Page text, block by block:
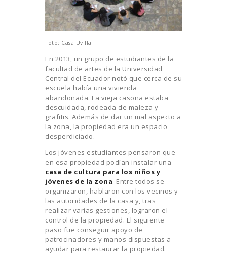
Foto: Casa Uvilla
En 2013, un grupo de estudiantes de la
facultad de artes de la Universidad
Central del Ecuador notó que cerca de su
escuela había una vivienda
abandonada. La vieja casona estaba
descuidada, rodeada de maleza y
grafitis. Además de dar un mal aspecto a
la zona, la propiedad era un espacio
desperdiciado.
Los jóvenes estudiantes pensaron que
en esa propiedad podían instalar una
casa de cultura para los niños y
jóvenes de la zona. Entre todos se
organizaron, hablaron con los vecinos y
las autoridades de la casa y, tras
realizar varias gestiones, lograron el
control de la propiedad. El siguiente
paso fue conseguir apoyo de
patrocinadores y manos dispuestas a
ayudar para restaurar la propiedad.